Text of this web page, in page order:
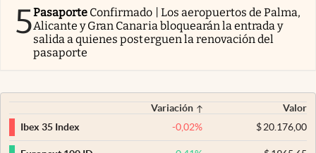
5Pasaporte Confirmado | Los aeropuertos de Palma,
Alicante y Gran Canaria bloquearán la entrada y
salida a quienes posterguen la renovación del
pasaporte
Variación
Valor
Ibex 35 Index
-0,02% $20.176,00